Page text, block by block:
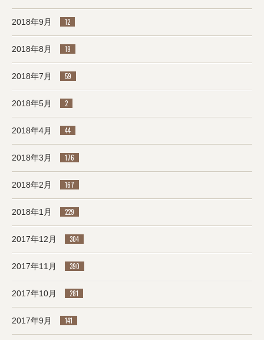
2018年9月 12
2018年8月 19
2018年7月 59
2018年5月 2
2018年4月 44
2018年3月 176
2018年2月 167
2018年1月 229
2017年12月 304
2017年11月 390
2017年10月 281
2017年9月 141